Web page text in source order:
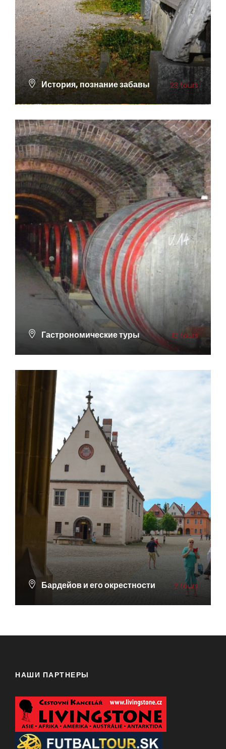
История, познание забавы 23 tours
Гастрономические туры 10 tours
Бардейов и его окрестности 2 tours
НАШИ ПАРТНЕРЫ